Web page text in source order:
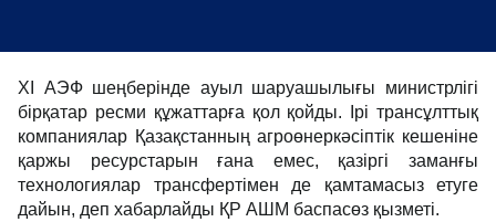
XI АЭФ шеңберінде ауыл шаруашылығы министрлігі
бірқатар ресми құжаттарға қол қойды. Ірі трансұлттық
компаниялар Қазақстанның агроөнеркәсіптік кешеніне
қаржы ресурстарын ғана емес, қазіргі заманғы
технологиялар трансфертімен де қамтамасыз етуге
дайын, деп хабарлайды ҚР АШМ баспасөз қызметі.